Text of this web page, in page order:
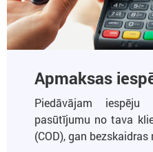
Apmaksas
Piedāvājam
pasūtījumu no tava
(COD), gan